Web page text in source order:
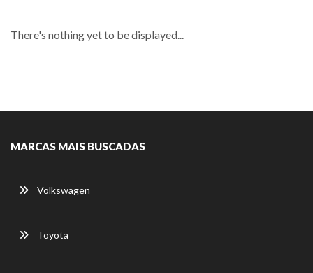
There's nothing yet to be displayed...
MARCAS MAIS BUSCADAS
Volkswagen
Toyota